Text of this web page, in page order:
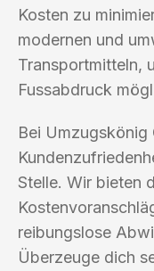
Kosten zu
modernen und
Transportmitteln,
Fussabdruck
Bei Umzugskönig
Stelle. Wir bieten
reibungslose
Überzeuge dich